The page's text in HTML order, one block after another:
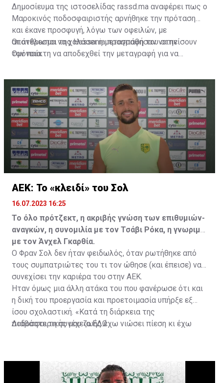
Δημοσίευμα της ιστοσελίδας rassd.ma αναφέρει πως ο
Μαροκινός ποδοσφαιριστής αρνήθηκε την πρόταση
και έκανε προσφυγή, λόγω των οφειλών, με
αποτέλεσμα να χαλάσει η μεταγραφή του στην
Ομόνοια.
Οι άνθρωποι της Hassania προσπάθησαν να πείσουν
τον παίκτη να αποδεχθεί την μεταγραφή για να
να λύσει το συμβόλαιό του, ώστε να μετακομίσει
ελεύθερα σε οποιαδήποτε νέα ομάδα το τρέχον
καλοκαίρι.
ΑΕΚ: Το «κλειδί» του Σολ
16.07.2023 16:25
Το όλο πρότζεκτ, η ακριβής γνώση των επιθυμιών-
αναγκών, η συνομιλία με τον Τσάβι Ρόκα, η γνωριμία
με τον Άνχελ Γκαρθία.
Ο Φραν Σολ δεν ήταν φειδωλός, όταν ρωτήθηκε από
τους συμπατριώτες του τι τον ώθησε (και έπεισε) να
συνεχίσει την καριέρα του στην ΑΕΚ.
Ήταν όμως μια άλλη ατάκα του που φανέρωσε ότι και
η δική του προεργασία και προετοιμασία υπήρξε εξ
ίσου σχολαστική. «Κατά τη διάρκεια της
ποδοσφαιρικής μου ζωής έχω νιώσει πίεση κι έχω
Διαβάστε τη συνέχειαΕΔΩ